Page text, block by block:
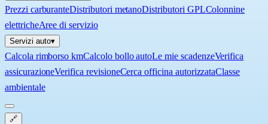
Prezzi carburanteDistributori metanoDistributori GPLColonnine
elettricheAree di servizio
Servizi auto▾
Calcola rimborso kmCalcolo bollo autoLe mie scadenzeVerifica
assicurazioneVerifica revisioneCerca officina autorizzataClasse
ambientale
🔗